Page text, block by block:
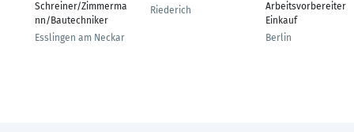
Schreiner/Zimmerma
nn/Bautechniker
Esslingen am Neckar
Riederich
Arbeitsvorbereiter
Einkauf
Berlin